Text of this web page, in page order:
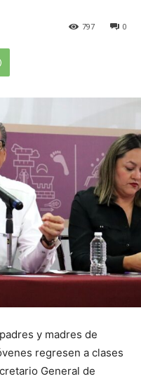
0
797
y madres de
regresen a clases
General de